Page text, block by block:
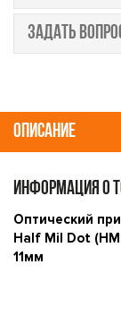
ЗАДАТЬ
ОПИСАНИЕ
ИНФОРМАЦИЯ О
Оптический
Half Mil Dot
11мм